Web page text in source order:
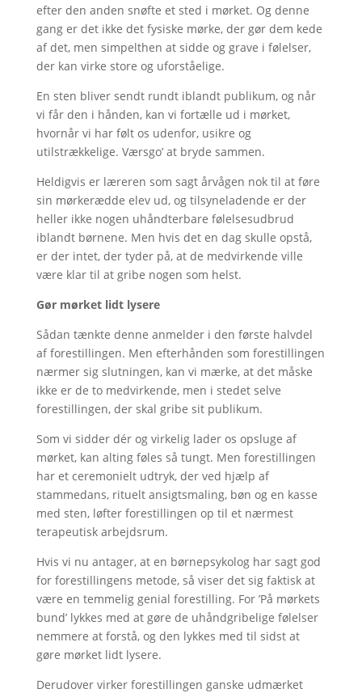
efter den anden snøfte et sted i mørket. Og denne
gang er det ikke det fysiske mørke, der gør dem kede
af det, men simpelthen at sidde og grave i følelser,
der kan virke store og uforståelige.
En sten bliver sendt rundt iblandt publikum, og når
vi får den i hånden, kan vi fortælle ud i mørket,
hvornår vi har følt os udenfor, usikre og
utilstrækkelige. Værsgo’ at bryde sammen.
Heldigvis er læreren som sagt årvågen nok til at føre
sin mørkerædde elev ud, og tilsyneladende er der
heller ikke nogen uhåndterbare følelsesudbrud
iblandt børnene. Men hvis det en dag skulle opstå,
er der intet, der tyder på, at de medvirkende ville
være klar til at gribe nogen som helst.
Gør mørket lidt lysere
Sådan tænkte denne anmelder i den første halvdel
af forestillingen. Men efterhånden som forestillingen
nærmer sig slutningen, kan vi mærke, at det måske
ikke er de to medvirkende, men i stedet selve
forestillingen, der skal gribe sit publikum.
Som vi sidder dér og virkelig lader os opsluge af
mørket, kan alting føles så tungt. Men forestillingen
har et ceremonielt udtryk, der ved hjælp af
stammedans, rituelt ansigtsmaling, bøn og en kasse
med sten, løfter forestillingen op til et nærmest
terapeutisk arbejdsrum.
Hvis vi nu antager, at en børnepsykolog har sagt god
for forestillingens metode, så viser det sig faktisk at
være en temmelig genial forestilling. For ’På mørkets
bund’ lykkes med at gøre de uhåndgribelige følelser
nemmere at forstå, og den lykkes med til sidst at
gøre mørket lidt lysere.
Derudover virker forestillingen ganske udmærket